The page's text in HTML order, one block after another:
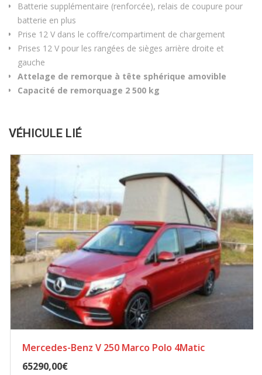
Batterie supplémentaire (renforcée), relais de coupure pour
batterie en plus
Prise 12 V dans le coffre/compartiment de chargement
Prises 12 V pour les rangées de sièges arrière droite et
gauche
Attelage de remorque à tête sphérique amovible
Capacité de remorquage 2 500 kg
VÉHICULE LIÉ
Mercedes-Benz V 250 Marco Polo 4Matic
65290,00€